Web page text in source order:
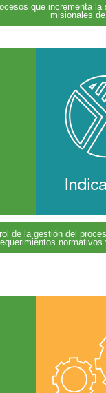
que incrementa
misionales
de la gestión del